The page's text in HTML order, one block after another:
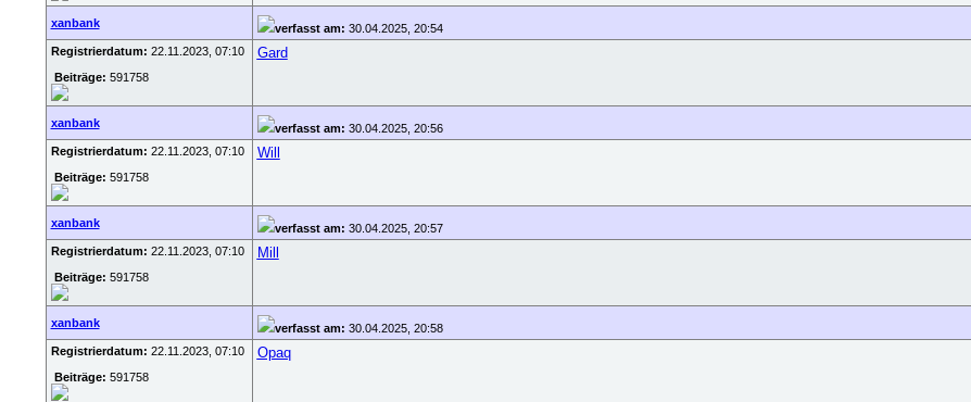
xanbank verfasst am: 30.04.2025, 20:54
Registrierdatum: 22.11.2023, 07:10
Beiträge: 591758
Gard
xanbank verfasst am: 30.04.2025, 20:56
Registrierdatum: 22.11.2023, 07:10
Beiträge: 591758
Will
xanbank verfasst am: 30.04.2025, 20:57
Registrierdatum: 22.11.2023, 07:10
Beiträge: 591758
Mill
xanbank verfasst am: 30.04.2025, 20:58
Registrierdatum: 22.11.2023, 07:10
Beiträge: 591758
Opaq